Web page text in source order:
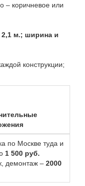
– коричневое или
м.; ширина и
конструкции;
по Москве туда и
1 500 руб.
демонтаж – 2000